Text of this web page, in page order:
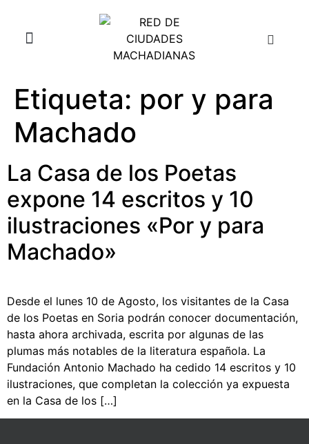
Etiqueta: por y para
Machado
La Casa de los Poetas
expone 14 escritos y 10
ilustraciones «Por y para
Machado»
Desde el lunes 10 de Agosto, los visitantes de la Casa
de los Poetas en Soria podrán conocer documentación,
hasta ahora archivada, escrita por algunas de las
plumas más notables de la literatura española. La
Fundación Antonio Machado ha cedido 14 escritos y 10
ilustraciones, que completan la colección ya expuesta
en la Casa de los […]